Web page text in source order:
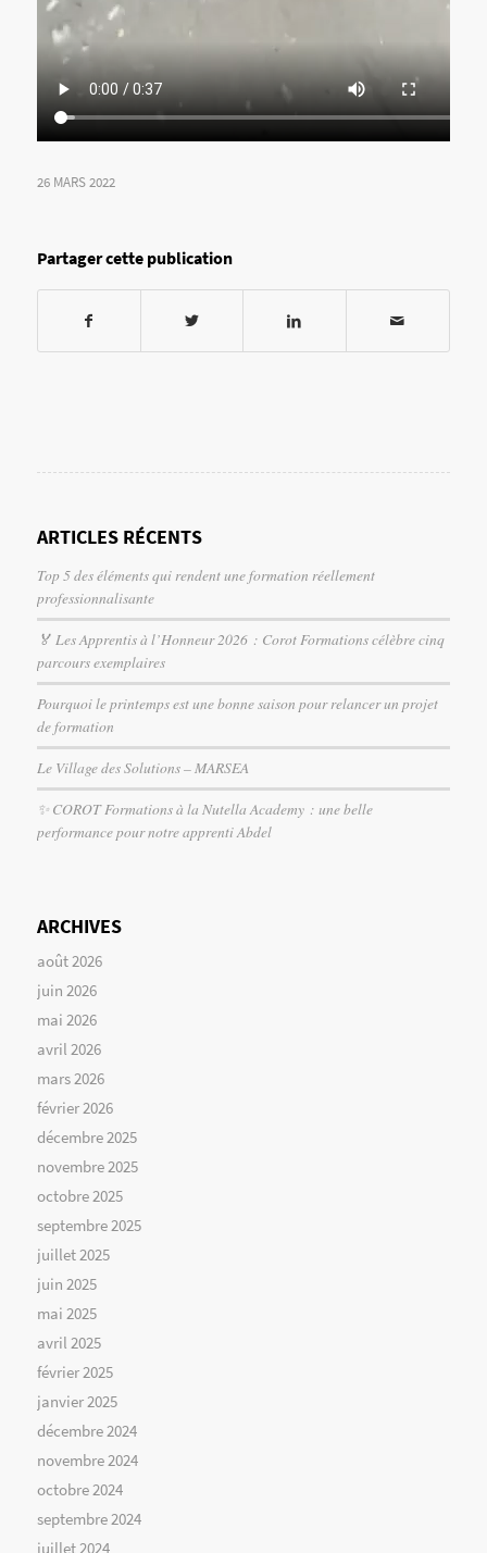
26 MARS 2022
Partager cette publication
ARTICLES RÉCENTS
Top 5 des éléments qui rendent une formation réellement
professionnalisante
🏅 Les Apprentis à l’Honneur 2026 : Corot Formations célèbre cinq
parcours exemplaires
Pourquoi le printemps est une bonne saison pour relancer un projet
de formation
Le Village des Solutions – MARSEA
✨ COROT Formations à la Nutella Academy : une belle
performance pour notre apprenti Abdel
ARCHIVES
août 2026
juin 2026
mai 2026
avril 2026
mars 2026
février 2026
décembre 2025
novembre 2025
octobre 2025
septembre 2025
juillet 2025
juin 2025
mai 2025
avril 2025
février 2025
janvier 2025
décembre 2024
novembre 2024
octobre 2024
septembre 2024
juillet 2024